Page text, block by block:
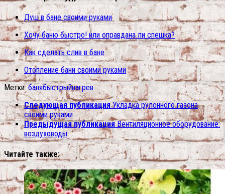
Душ в бане своими руками
Хочу баню быстро! или оправдана ли спешка?
Как сделать слив в бане
Отопление бани своими руками
Метки: банябыстрыйнагрев
Следующая публикация Укладка рулонного газона
своими руками
Предыдущая публикация Вентиляционное оборудование:
воздуховоды
Читайте также: